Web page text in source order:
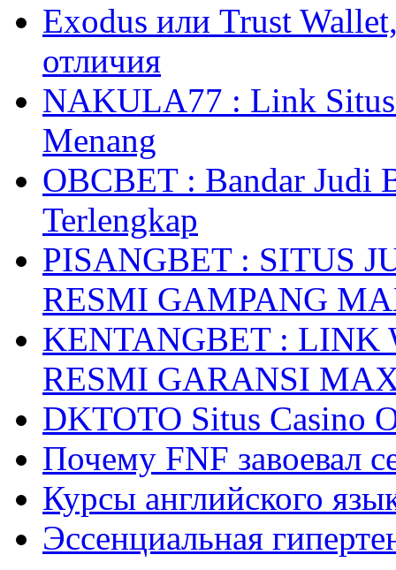
Exodus или Trust
отличия
NAKULA77 : Link Situs
Menang
OBCBET : Bandar Judi
Terlengkap
PISANGBET : SITUS
RESMI GAMPANG
KENTANGBET : LINK
RESMI GARANSI
DKTOTO Situs Casino
Почему FNF завоевал
Курсы английского
Эссенциальная